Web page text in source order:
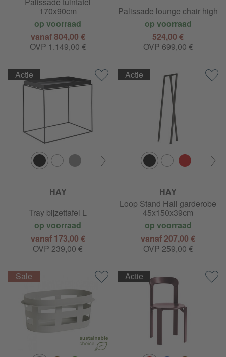
170x90cm
op voorraad
vanaf 804,00 €
OVP 1.149,00 €
Palissade lounge chair high
op voorraad
524,00 €
OVP 699,00 €
HAY
Tray bijzettafel L
op voorraad
vanaf 173,00 €
OVP239,00 €
Actie
HAY
Loop Stand Hall garderobe
45x150x39cm
op voorraad
vanaf 207,00 €
OVP 259,00 €
Actie
Actie